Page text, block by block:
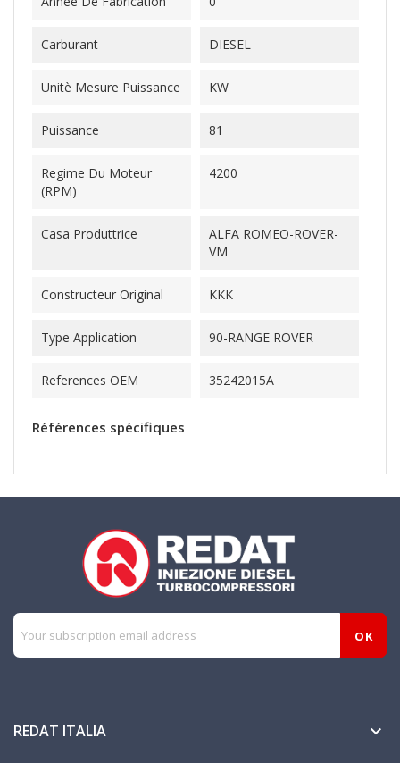
Carburant DIESEL
Unitè Mesure Puissance KW
Puissance 81
Regime Du Moteur
(RPM)
4200
Casa Produttrice
ALFA ROMEO-ROVER-
VM
Constructeur Original KKK
Type Application 90-RANGE ROVER
References OEM 35242015A
Références spécifiques
REDAT ITALIA 